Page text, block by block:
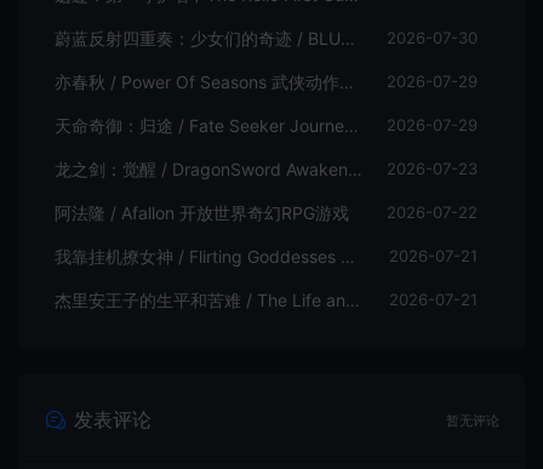
蔚蓝反射四重奏：少女们的奇迹 / BLUE REFLECTION Quartet 卡通回合制RPG游戏 2026-07-30
亦春秋 / Power Of Seasons 武侠动作ARPG游戏 2026-07-29
天命奇御：归途 / Fate Seeker Journey 肉鸽动作RPG游戏 2026-07-29
龙之剑：觉醒 / DragonSword Awakening 开放世界动作RPG游戏 2026-07-23
阿法隆 / Afallon 开放世界奇幻RPG游戏 2026-07-22
我靠挂机撩女神 / Flirting Goddesses by AFK 休闲放置RPG游戏 2026-07-21
杰里安王子的生平和苦难 / The Life and Suffering of Prince Jerian 剧情向RPG游戏 2026-07-21
发表评论 暂无评论